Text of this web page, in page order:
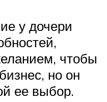
у дочери
чтобы
но он
ее выбор.